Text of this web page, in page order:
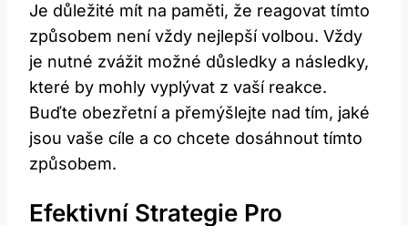
Je důležité mít na paměti, že reagovat tímto
způsobem není vždy nejlepší volbou. Vždy
je nutné zvážit možné důsledky a následky,
které by mohly⁢ vyplývat z vaší reakce.
Buďte obezřetní a přemýšlejte⁣ nad tím, ‌jaké
jsou vaše cíle a⁣ co chcete ‌dosáhnout tímto
způsobem.
Efektivní Strategie Pro